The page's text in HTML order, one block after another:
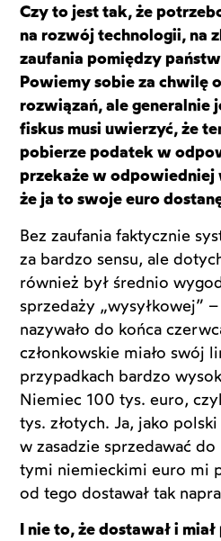
Czy to jest tak, że
na rozwój technologii, na
zaufania pomiędzy
Powiemy sobie za chwilę
rozwiązań, ale generalnie
fiskus musi uwierzyć, że
pobierze podatek w
przekaże w odpowiedniej
że ja to swoje euro
Bez zaufania faktycznie
za bardzo sensu, ale
również był średnio
sprzedaży „wysyłkowej”
nazywało do końca
członkowskie miało swój
przypadkach bardzo
Niemiec 100 tys. euro,
tys. złotych. Ja, jako
w zasadzie sprzedawać
tymi niemieckimi euro mi
od tego dostawał tak
I nie to, że dostawał i